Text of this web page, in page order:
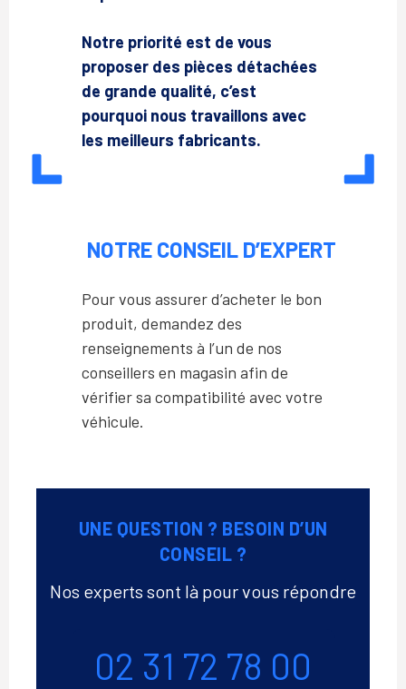
Notre priorité est de vous
proposer des pièces détachées
de grande qualité, c’est
pourquoi nous travaillons avec
les meilleurs fabricants.
NOTRE CONSEIL D’EXPERT
Pour vous assurer d’acheter le bon
produit, demandez des
renseignements à l’un de nos
conseillers en magasin afin de
vérifier sa compatibilité avec votre
véhicule.
UNE QUESTION ? BESOIN D’UN
CONSEIL ?
Nos experts sont là pour vous répondre
02 31 72 78 00